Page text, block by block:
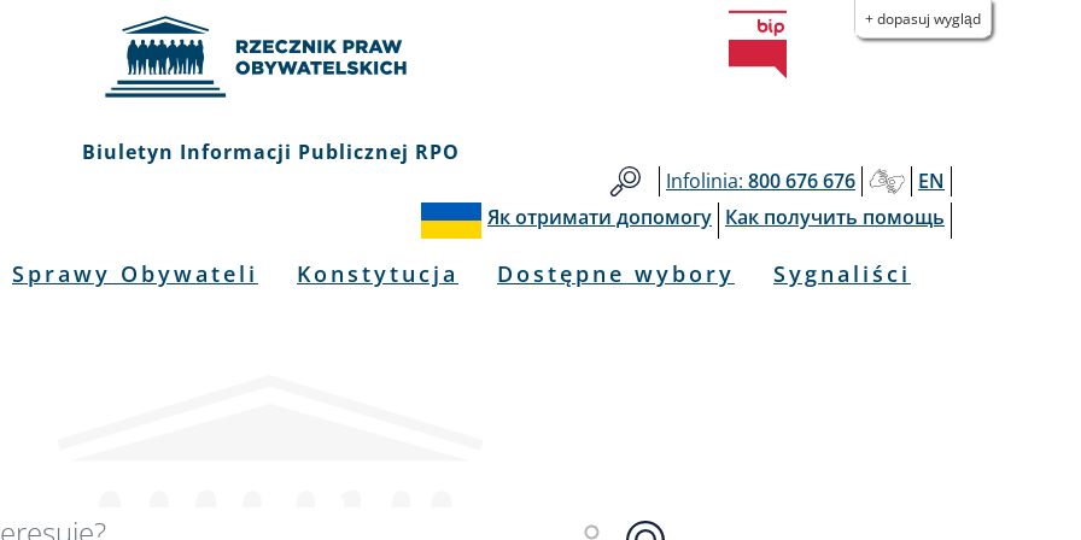
+ dopasuj wygląd
Biuletyn Informacji Publicznej RPO
Infolinia: 800 676 676
EN
Як отримати допомогу Как получить помощь
Sprawy Obywateli Konstytucja Dostępne wybory Sygnaliści